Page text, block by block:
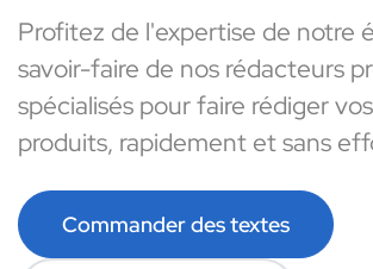
Profitez de l'expertise de notre
savoir-faire de nos rédacteurs
spécialisés pour faire rédiger
produits, rapidement et sans
Commander des textes